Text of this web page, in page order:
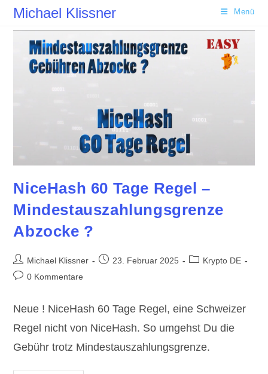
ZumMichael Klissner Menü
NiceHash 60 Tage Regel –
Mindestauszahlungsgrenze
Abzocke ?
Beitrags-
Autor:
Michael Klissner
Beitrag23. Februar 2025
Beitrags-
Krypto DE
Beitrags-
0 Kommentare
Neue ! NiceHash 60 Tage Regel, eine Schweizer
Regel nicht von NiceHash. So umgehst Du die
Gebühr trotz Mindestauszahlungsgrenze.